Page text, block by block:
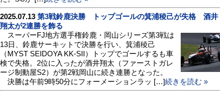
2025.07.13 第3戦鈴鹿決勝 トップゴールの箕浦稜己が失格 酒井
翔太が2連勝を飾る
スーパーFJ地方選手権鈴鹿・岡山シリーズ第3戦は
13日、鈴鹿サーキットで決勝を行い、箕浦稜己
（MYST SEIDOYA KK-SII）トップでゴールするも車
検で失格。2位に入ったが酒井翔太（ファーストガレ
ージ制動屋S2）が第2戦岡山に続き連勝となった。
決勝は午前9時50分にフォーメーションラッ […]続きを読む »